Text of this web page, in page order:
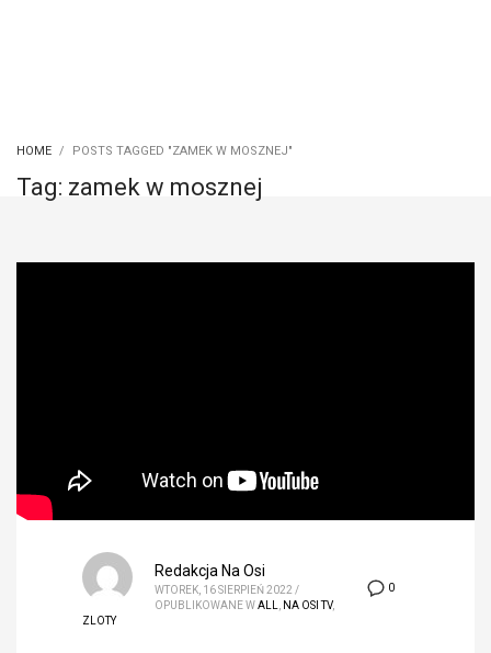
HOME POSTS TAGGED "ZAMEK W MOSZNEJ"
Tag: zamek w mosznej
0
Redakcja Na Osi
WTOREK, 16 SIERPIEŃ 2022 /
OPUBLIKOWANE WALL, NA OSI TV,
ZLOTY